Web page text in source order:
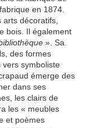
en 1874.
décoratifs,
bois. Il également
». Sa
des formes
symboliste
émerge des
dans ses
les clairs de
les « meubles
et poèmes